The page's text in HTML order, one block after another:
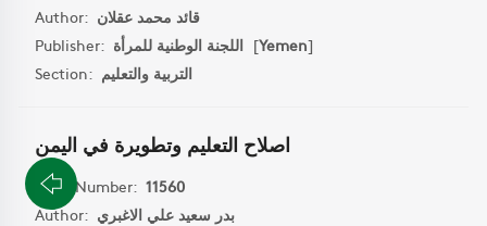
Author: قائد محمد عقلان
Publisher: اللجنة الوطنية للمرأة [Yemen]
Section: التربية والتعليم
اصلاح التعليم وتطويرة في اليمن
Book Number: 11560
Author: بدر سعيد علي الاغبري